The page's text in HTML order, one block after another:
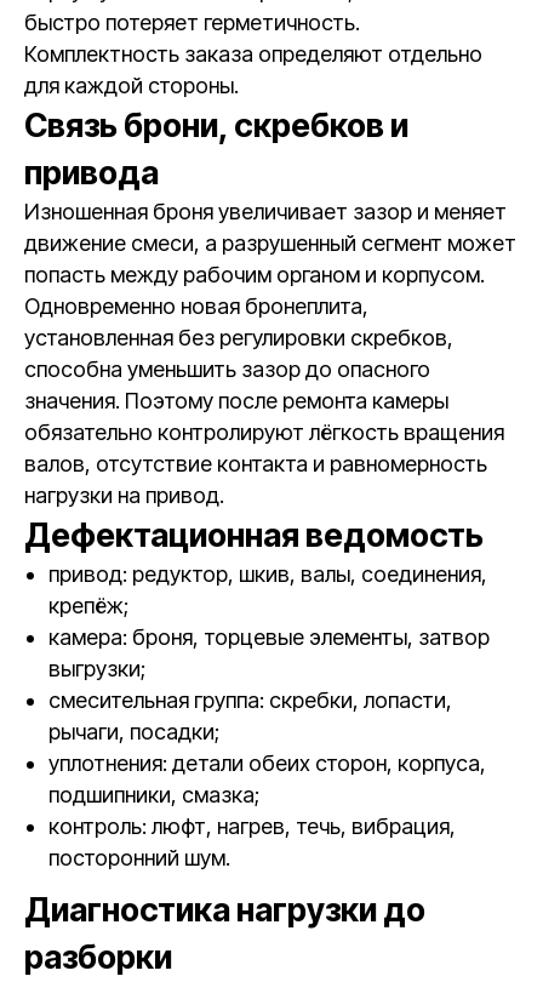
быстро потеряет герметичность.
Комплектность заказа определяют отдельно
для каждой стороны.
Связь брони, скребков и
привода
Изношенная броня увеличивает зазор и меняет
движение смеси, а разрушенный сегмент может
попасть между рабочим органом и корпусом.
Одновременно новая бронеплита,
установленная без регулировки скребков,
способна уменьшить зазор до опасного
значения. Поэтому после ремонта камеры
обязательно контролируют лёгкость вращения
валов, отсутствие контакта и равномерность
нагрузки на привод.
Дефектационная ведомость
привод: редуктор, шкив, валы, соединения,
крепёж;
камера: броня, торцевые элементы, затвор
выгрузки;
смесительная группа: скребки, лопасти,
рычаги, посадки;
уплотнения: детали обеих сторон, корпуса,
подшипники, смазка;
контроль: люфт, нагрев, течь, вибрация,
посторонний шум.
Диагностика нагрузки до
разборки